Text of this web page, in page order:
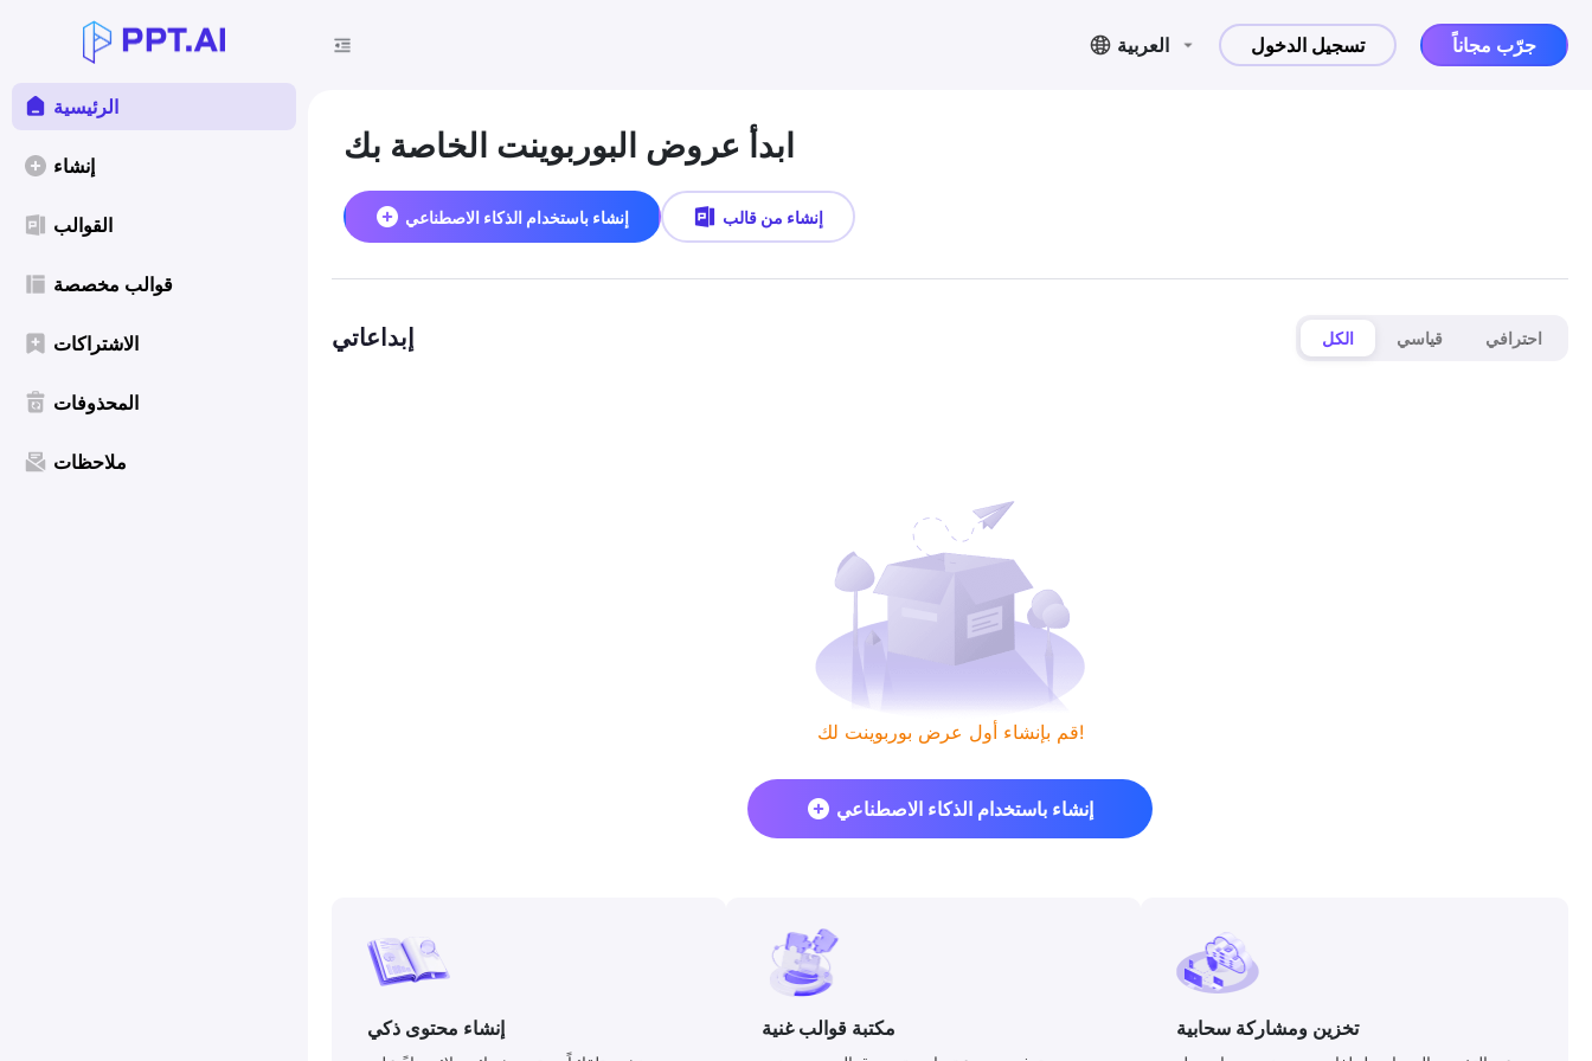
الرئيسية
إنشاء
القوالب
قوالب مخصصة
الاشتراكات
المحذوفات
ملاحظات
العربية تسجيل الدخول جرّب مجاناً
ابدأ عروض البوربوينت الخاصة بك
إنشاء باستخدام الذكاء الاصطناعي إنشاء من قالب
إبداعاتي الكل قياسي احترافي
قم بإنشاء أول عرض بوربوينت لك!
إنشاء باستخدام الذكاء الاصطناعي
إنشاء محتوى ذكي مكتبة قوالب غنية تخزين ومشاركة سحابية